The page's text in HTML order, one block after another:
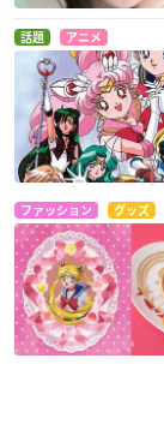
話題 アニメ
ファッション グッズ